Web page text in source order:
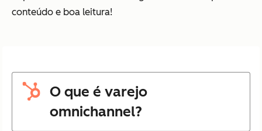
conteúdo e boa leitura!
O que é varejo
omnichannel?